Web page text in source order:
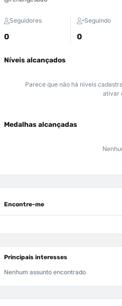
Seguidores
0
Seguindo
0
Níveis alcançados
Parece que não há níveis
ativar
Medalhas alcançadas
Encontre-me
Principais interesses
Nenhum assunto encontrado